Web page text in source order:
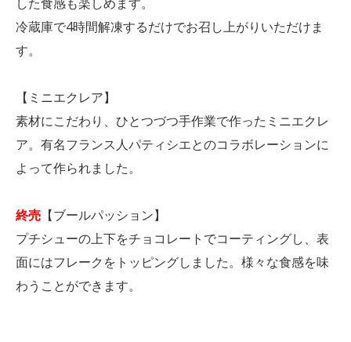
した食感も楽しめます。
冷蔵庫で4時間解凍するだけでお召し上がりいただけま
す。
【ミニエクレア】
素材にこだわり、ひとつづつ手作業で作ったミニエクレ
ア。有名フランス人パティシエとのコラボレーションに
よって作られました。
終売【ブールパッション】
プチシューの上下をチョコレートでコーティングし、表
面にはフレークをトッピングしました。様々な食感を味
わうことができます。